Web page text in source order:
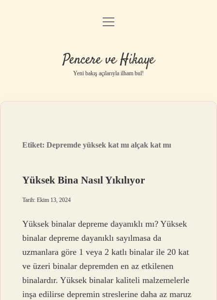
Anasayfa
Yasal Uyarı
menüyü
Pencere ve Hikaye
Yeni bakış açılarıyla ilham bul!
Etiket:Depremde yüksek kat mı alçak kat mı
Yüksek Bina Nasıl Yıkılıyor
Tarih: Ekim 13, 2024
Yüksek binalar depreme dayanıklı mı? Yüksek
binalar depreme dayanıklı sayılmasa da
uzmanlara göre 1 veya 2 katlı binalar ile 20 kat
ve üzeri binalar depremden en az etkilenen
binalardır. Yüksek binalar kaliteli malzemelerle
inşa edilirse depremin streslerine daha az maruz